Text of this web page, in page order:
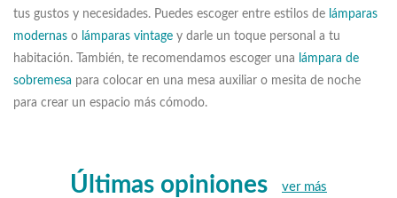
tus gustos y necesidades. Puedes escoger entre estilos de lámparas
modernas o lámparas vintage y darle un toque personal a tu
habitación. También, te recomendamos escoger una lámpara de
sobremesa para colocar en una mesa auxiliar o mesita de noche
para crear un espacio más cómodo.
Últimas opiniones ver más